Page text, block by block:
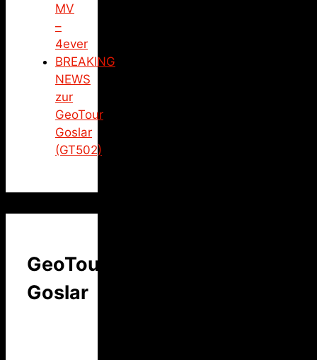
MV
–
4ever
BREAKING
NEWS
zur
GeoTour
Goslar
(GT502)
GeoTour
Goslar